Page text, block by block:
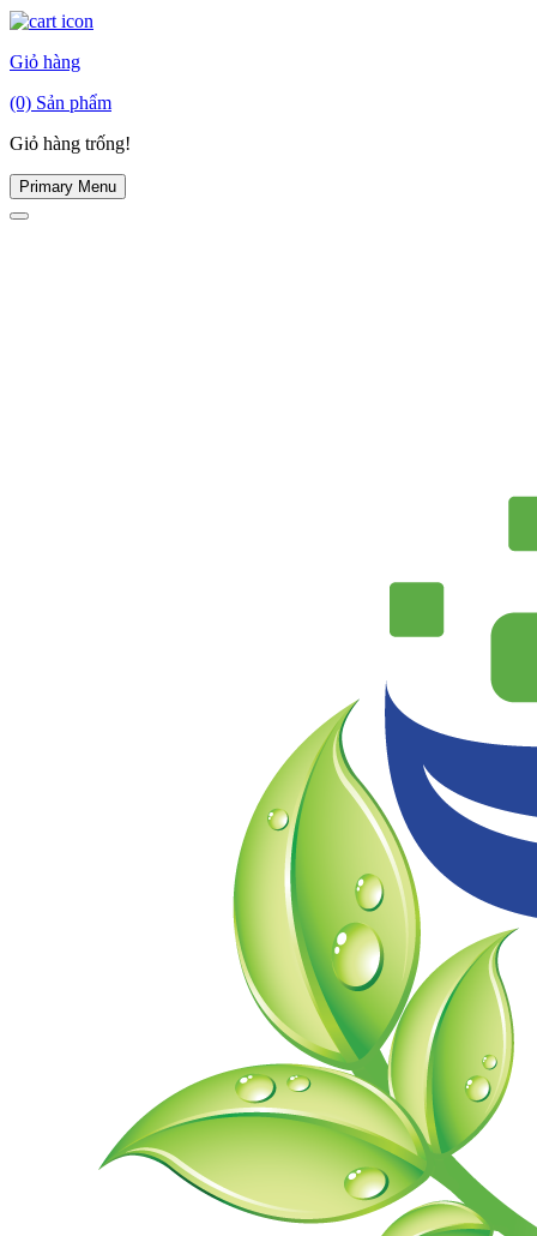
Giỏ hàng
(0) Sản phẩm
Giỏ hàng trống!
Primary Menu